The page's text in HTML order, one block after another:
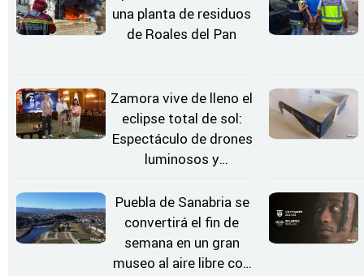
una planta de residuos
de Roales del Pan
Zamora vive de lleno el
eclipse total de sol:
Espectáculo de drones
luminosos y
Estrellas
Puebla de Sanabria se
convertirá el fin de
semana en un gran
museo al aire libre con